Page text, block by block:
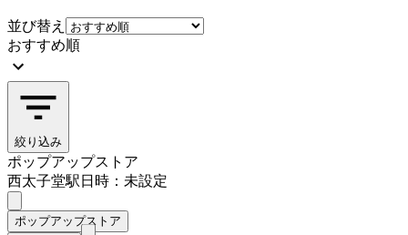
並び替え
おすすめ順
絞り込み
ポップアップストア
西太子堂駅日時：未設定
ポップアップストア